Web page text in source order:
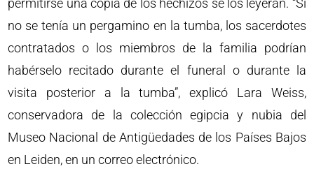
permitirse una copia de los hechizos se los leyeran. “Si
no se tenía un pergamino en la tumba, los sacerdotes
contratados o los miembros de la familia podrían
habérselo recitado durante el funeral o durante la
visita posterior a la tumba”, explicó Lara Weiss,
conservadora de la colección egipcia y nubia del
Museo Nacional de Antigüedades de los Países Bajos
en Leiden, en un correo electrónico.